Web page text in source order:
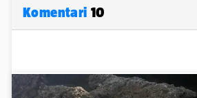
Komentari 10